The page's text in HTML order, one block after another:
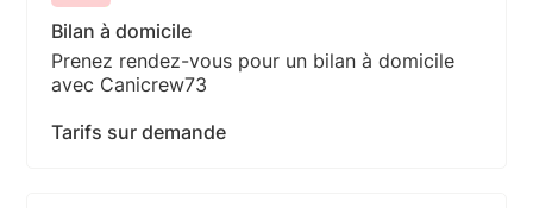
Bilan à domicile
Prenez rendez-vous pour un bilan à domicile
avec Canicrew73
Tarifs sur demande